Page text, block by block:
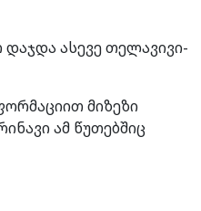
ასევე თელავივი-
მიზეზი
ამ წუთებშიც